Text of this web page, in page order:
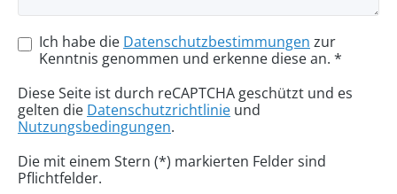
Ich habe die Datenschutzbestimmungen zur
Kenntnis genommen und erkenne diese an. *
Diese Seite ist durch reCAPTCHA geschützt und es
gelten die Datenschutzrichtlinie und
Nutzungsbedingungen.
Die mit einem Stern (*) markierten Felder sind
Pflichtfelder.